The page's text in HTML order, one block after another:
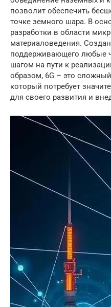
позволит обеспечить
точке земного шара. В
разработки в области
материаловедения.
поддерживающего любые
шагом на пути к
образом, 6G – это
который потребует
для своего развития и